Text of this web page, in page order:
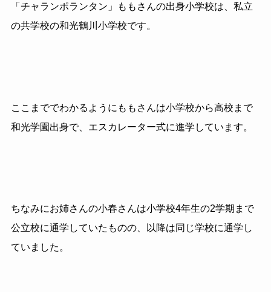
「チャランポランタン」ももさんの出身小学校は、私立
の共学校の和光鶴川小学校です。
ここまででわかるようにももさんは小学校から高校まで
和光学園出身で、エスカレーター式に進学しています。
ちなみにお姉さんの小春さんは小学校4年生の2学期まで
公立校に通学していたものの、以降は同じ学校に通学し
ていました。